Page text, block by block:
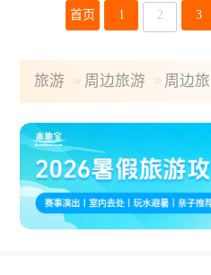
首页 1 2 3
旅游 周边旅游 周边